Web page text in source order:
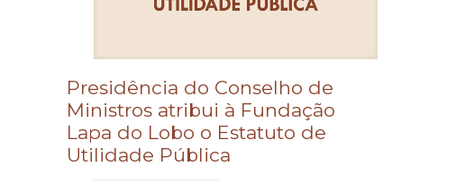
Presidência do Conselho de
Ministros atribui à Fundação
Lapa do Lobo o Estatuto de
Utilidade Pública